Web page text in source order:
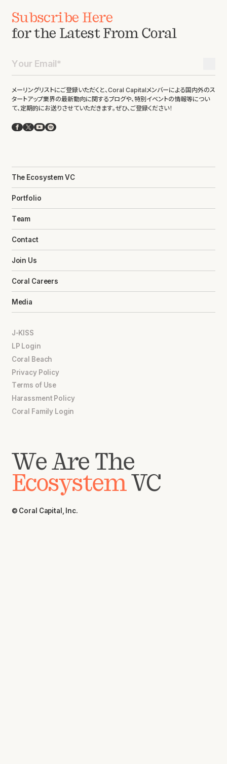
Subscribe Here
for the Latest From Coral
メーリングリストにご登録いただくと、Coral Capitalメンバーによる国内外のス
タートアップ業界の最新動向に関するブログや、特別イベントの情報等につい
て、定期的にお送りさせていただきます。ぜひ、ご登録ください！
Facebook
X YouTube
Spotify
The Ecosystem VC
Portfolio
Team
Contact
Join Us
Coral Careers
Media
J-KISS
LP Login
Coral Beach
Privacy Policy
Terms of Use
Harassment Policy
Coral Family Login
We Are The
EcosystemVC
© Coral Capital, Inc.